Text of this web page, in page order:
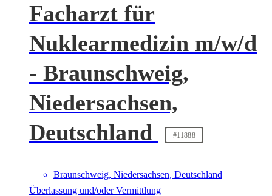
Facharzt für
Nuklearmedizin m/w/d
- Braunschweig,
Niedersachsen,
Deutschland
#11888
Braunschweig, Niedersachsen, Deutschland
Überlassung und/oder Vermittlung